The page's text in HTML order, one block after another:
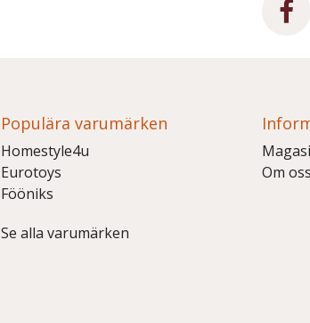
Populära varumärken
Homestyle4u
Eurotoys
Fööniks
Se alla varumärken
Om oss